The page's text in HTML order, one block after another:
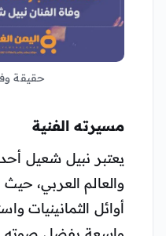
حقيقة
مسيرته الفنية
يعتبر نبيل شعيل أحد
والعالم العربي،
أوائل الثمانينيات